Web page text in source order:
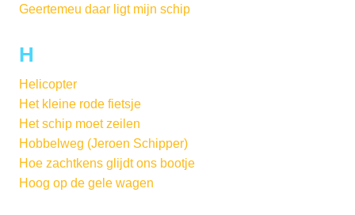
Geertemeu daar ligt mijn schip
H
Helicopter
Het kleine rode fietsje
Het schip moet zeilen
Hobbelweg (Jeroen Schipper)
Hoe zachtkens glijdt ons bootje
Hoog op de gele wagen